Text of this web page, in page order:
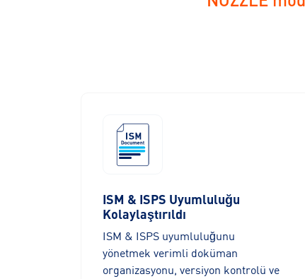
ISM & ISPS Uyumluluğu
Kolaylaştırıldı
ISM & ISPS uyumluluğunu
yönetmek verimli doküman
organizasyonu, versiyon kontrolü ve